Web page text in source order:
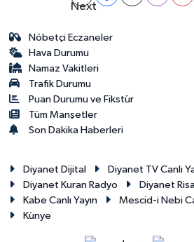
Nöbetçi Eczaneler
Hava Durumu
Namaz Vakitleri
Trafik Durumu
Puan Durumu ve Fikstür
Tüm Manşetler
Son Dakika Haberleri
Diyanet Dijital Diyanet TV Canlı
Diyanet Kuran Radyo
Diyanet
Kabe Canlı Yayın
Mescid-i Nebi
Künye